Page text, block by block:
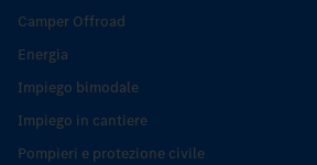
Camper Offroad
Energia
Impiego bimodale
Impiego in cantiere
Pompieri e protezione civile